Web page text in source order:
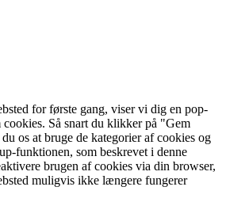
for første gang, viser vi dig en pop-
Så snart du klikker på "Gem
os at bruge de kategorier af cookies og
funktionen, som beskrevet i denne
brugen af ​​cookies via din browser,
muligvis ikke længere fungerer